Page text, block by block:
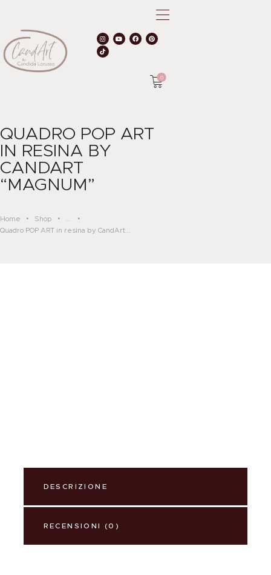
0
QUADRO POP ART
IN RESINA BY
CANDART
“MAGNUM”
Home Shop
...
Quadro POP ART in resina by CandArt...
HOME
CHI SONO
ACADEMY
SHOP
CONTATTI
DESCRIZIONE
RECENSIONI (0)